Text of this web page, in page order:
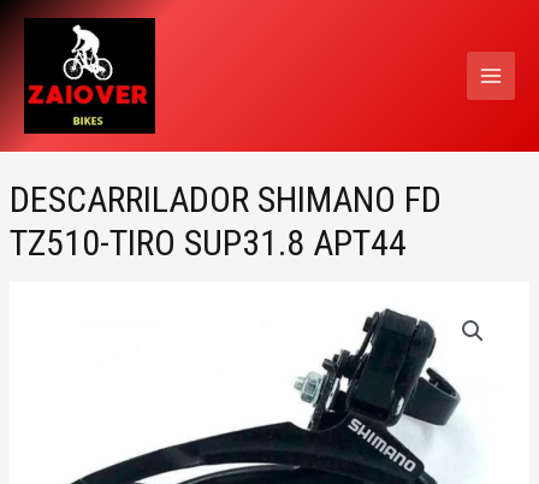
contenido
DESCARRILADOR SHIMANO FD
TZ510-TIRO SUP31.8 APT44